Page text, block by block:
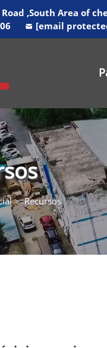
Road ,South Area of
[email
>Recursos